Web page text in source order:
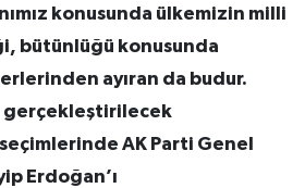
konusunda ülkemizin milli
bütünlüğü konusunda
ayıran da budur.
gerçekleştirilecek
AK Parti Genel
Erdoğan’ı